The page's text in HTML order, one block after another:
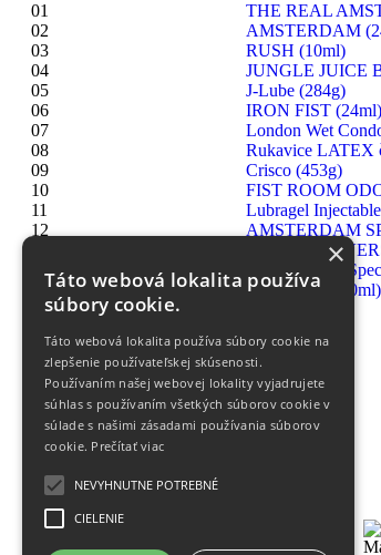
01
THE REAL
02
AMSTERDAM
03
RUSH (10ml)
04
JUNGLE JUICE
05
J-Lube (284g)
06
IRON FIST (24ml)
07
London Wet
08
Rukavice LATEX
09
Crisco (453g)
10
FIST ROOM
11
Lubragel
12
AMSTERDAM
RUSH
14
London Extra
15
HIGHRISE (30ml)
×
Táto webová lokalita používa
súbory cookie.
Táto webová lokalita používa súbory cookie na
zlepšenie používateľskej skúsenosti.
Používaním našej webovej lokality vyjadrujete
súhlas s používaním všetkých súborov cookie v
súlade s našimi zásadami používania súborov
cookie. Prečítať viac
NEVYHNUTNE POTREBNÉ
CIELENIE